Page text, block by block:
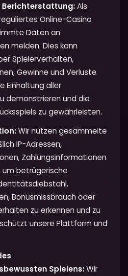
Berichterstattung:Als
Online-Casino
Daten an
melden. Dies kann
Spielerverhalten,
Gewinne und Verluste
Einhaltung aller
demonstrieren und die
zu gewährleisten.
Wir nutzen gesammelte
IP-Adressen,
Zahlungsinformationen
um betrügerische
Bonusmissbrauch oder
zu erkennen und zu
unsere Plattform und
Spielens:Wir